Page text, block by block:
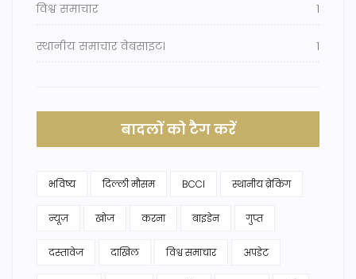
विश्व समाचार 1
स्थानीय समाचार वेबसाइट। 1
बादलों को टैग करें
भविष्य दिल्ली मौसम BCCI स्थानीय ब्रेकिंग
न्यूज़ खोज करना बाइडेन गुप्त
दस्तावेज दाखिल विश्व समाचार अपडेट